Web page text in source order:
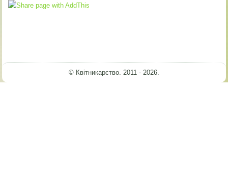
© Квітникарство. 2011 - 2026.